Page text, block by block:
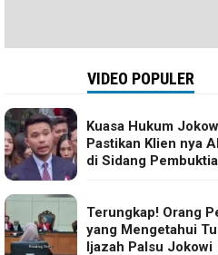
VIDEO POPULER
Kuasa Hukum
Pastikan Klien nya
di Sidang
Terungkap! Orang
yang Mengetahui
Ijazah Palsu Jokowi